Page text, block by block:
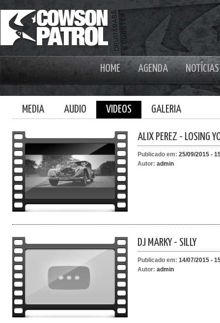
HOME AGENDA NOTÍCIAS
MEDIA AUDIO VIDEOS GALERIA
ALIX PEREZ - LOSING
Publicado em: 25/09/2015 -
Autor: admin
DJ MARKY - SILLY
Publicado em: 14/07/2015 -
Autor: admin